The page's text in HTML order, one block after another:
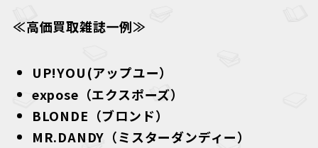
≪高価買取雑誌一例≫
UP!YOU(アップユー）
expose（エクスポーズ）
BLONDE（ブロンド）
MR.DANDY（ミスターダンディー）